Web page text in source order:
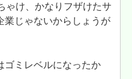
ゃけ、かなりフザけたサ
業じゃないからしょうが
ゴミレベルになったか